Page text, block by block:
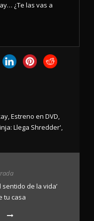
¿Te las vas a
,Estreno en DVD,
Llega Shredder',
sentido de la vida’
tu casa